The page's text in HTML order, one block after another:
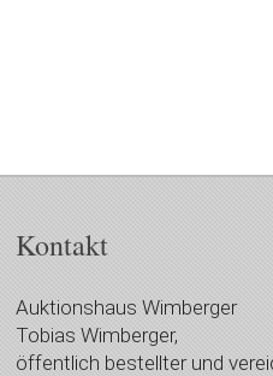
Kontakt
Auktionshaus Wimberger
Tobias Wimberger,
öffentlich bestellter und